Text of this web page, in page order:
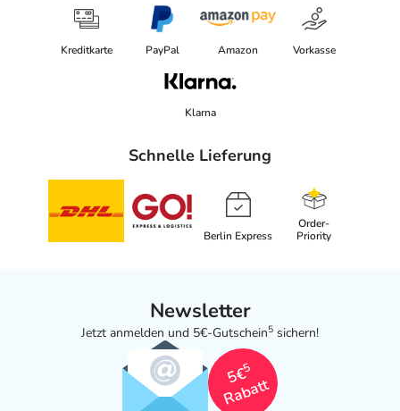
Kreditkarte PayPal Amazon Vorkasse
Klarna
Schnelle Lieferung
Berlin Express
Order-
Priority
Newsletter
Jetzt anmelden und 5€-Gutschein5 sichern!
5€
5
Rabatt